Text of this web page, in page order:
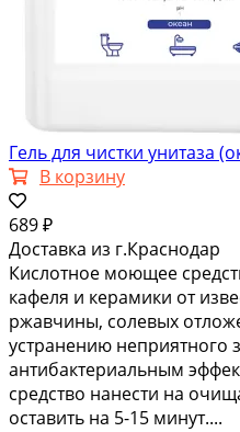
Гель для чистки унитаза
В корзину
689 ₽
Доставка из г.Краснодар
Кислотное моющее
кафеля и керамики от
ржавчины, солевых
устранению неприятного
антибактериальным
средство нанести на
оставить на 5-15 минут....